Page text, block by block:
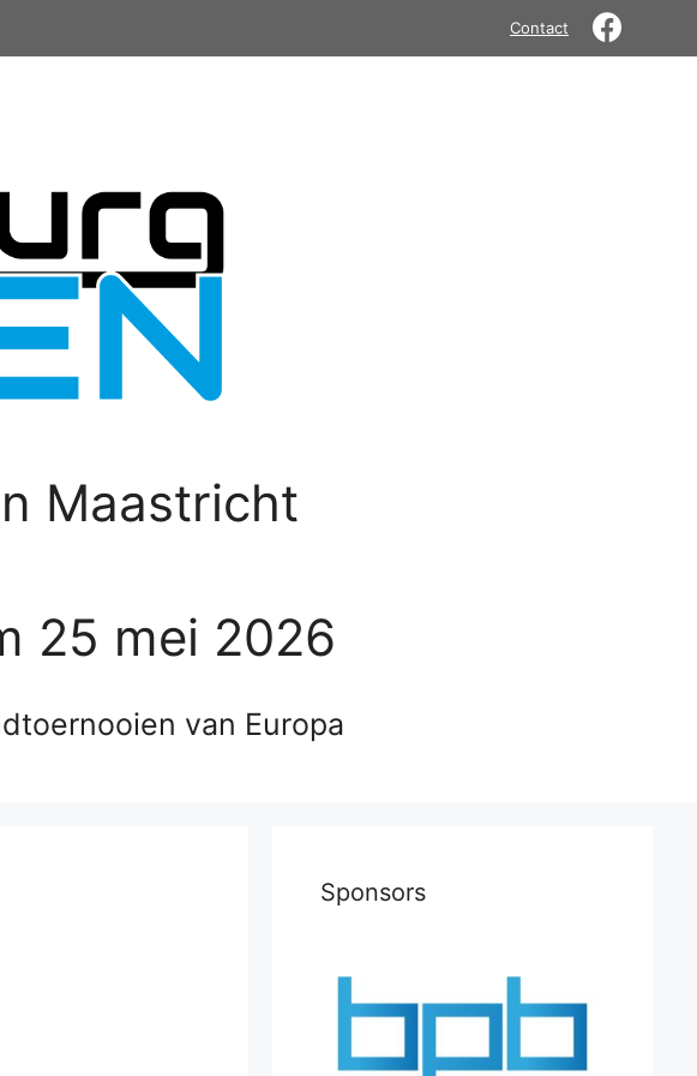
Contact
Maastricht
25 mei 2026
van Europa
Sponsors